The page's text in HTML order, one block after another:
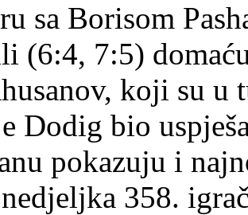
sa Borisom
(6:4, 7:5)
koji su u
Dodig bio
pokazuju i
358.